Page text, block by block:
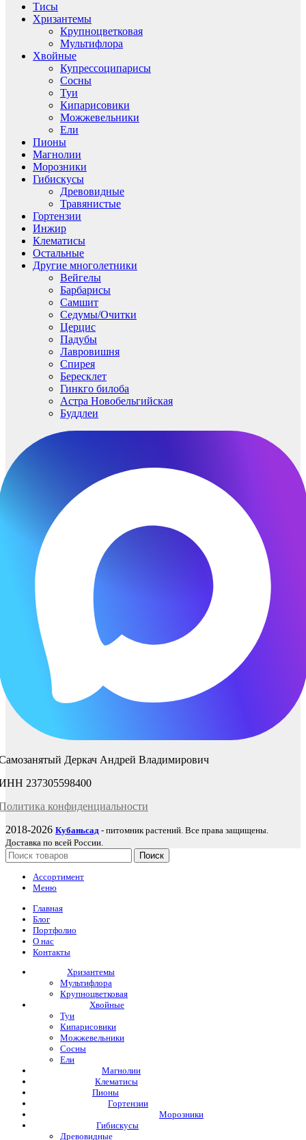
Тисы
Хризантемы
Крупноцветковая
Мультифлора
Хвойные
Купрессоципарисы
Сосны
Туи
Кипарисовики
Можжевельники
Ели
Пионы
Магнолии
Морозники
Гибискусы
Древовидные
Травянистые
Гортензии
Инжир
Клематисы
Остальные
Другие многолетники
Вейгелы
Барбарисы
Самшит
Седумы/Очитки
Церцис
Падубы
Лавровишня
Спирея
Бересклет
Гинкго билоба
Астра Новобельгийская
Буддлеи
Деркач Андрей Владимирович
237305598400
конфиденциальности
2018-2026 Кубаньсад - питомник растений. Все права защищены.
Доставка по всей России.
Поиск
Ассортимент
Меню
Главная
Блог
Портфолио
О нас
Контакты
Хризантемы
Мультифлора
Крупноцветковая
Хвойные
Туи
Кипарисовики
Можжевельники
Сосны
Ели
Магнолии
Клематисы
Пионы
Гортензии
Морозники
Гибискусы
Древовидные